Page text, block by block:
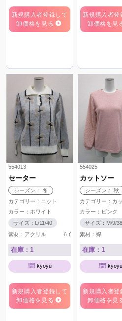
新規購入者登録して
卸価格を見る
新規購入者登
卸価格を見
554013
セーター
シーズン： 冬
カテゴリー：ニット
カラー：ホワイト
サイズ：L/11/40
素材：アクリル ６０％ ナイロン
在庫：1
kyoyu
新規購入者登録して
卸価格を見る
554025
カットソー
シーズン： 秋
カテゴリー：カ
カラー：ピンク
サイズ：M/9/38
素材：綿 ４
在庫：1
kyoyu
新規購入者登
卸価格を見